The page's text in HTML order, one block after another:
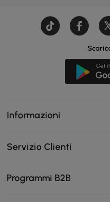
Informazioni
Servizio Clienti
Programmi B2B